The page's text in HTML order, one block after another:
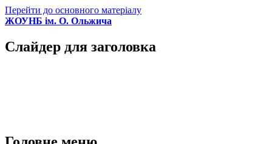
Перейти до основного матеріалу
ЖОУНБ ім. О. Ольжича
Слайдер для заголовка